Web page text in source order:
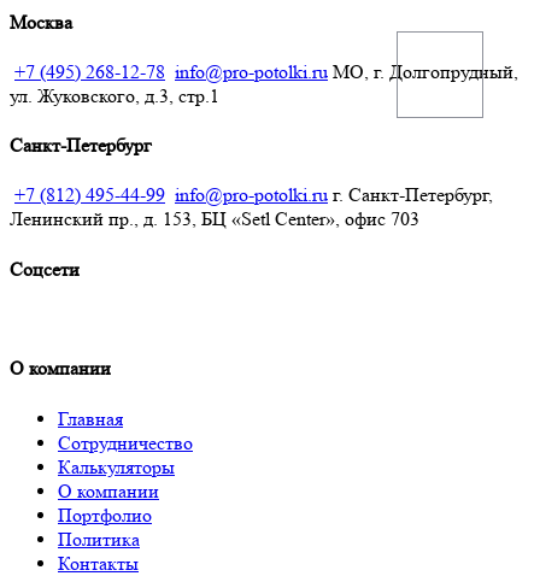
Москва
+7 (495) 268-12-78 info@pro-potolki.ru МО, г. Долгопрудный,
ул. Жуковского, д.3, стр.1
Санкт-Петербург
+7 (812) 495-44-99 info@pro-potolki.ru г. Санкт-Петербург,
Ленинский пр., д. 153, БЦ «Setl Center», офис 703
Соцсети
О компании
Главная
Сотрудничество
Калькуляторы
О компании
Портфолио
Политика
Контакты